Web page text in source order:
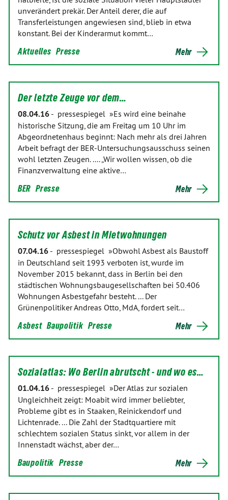
unverändert prekär. Der Anteil derer, die auf
Transferleistungen angewiesen sind, blieb in etwa
konstant. Bei der Kinderarmut kommt…
Aktuelles Presse Mehr
Der letzte Zeuge vor dem…
08.04.16 - pressespiegel »Es wird eine beinahe
historische Sitzung, die am Freitag um 10 Uhr im
Abgeordnetenhaus beginnt: Nach mehr als drei Jahren
Arbeit befragt der BER-Untersuchungsausschuss seinen
wohl letzten Zeugen. .... „Wir wollen wissen, ob die
Finanzverwaltung eine aktive…
BER Presse Mehr
Schutz vor Asbest in Mietwohnungen
07.04.16 - pressespiegel »Obwohl Asbest als Baustoff
in Deutschland seit 1993 verboten ist, wurde im
November 2015 bekannt, dass in Berlin bei den
städtischen Wohnungsbaugesellschaften bei 50.406
Wohnungen Asbestgefahr besteht. ... Der
Grünenpolitiker Andreas Otto, MdA, fordert seit…
Asbest Baupolitik Presse Mehr
Sozialatlas: Wo Berlin abrutscht - und wo es…
01.04.16 - pressespiegel »Der Atlas zur sozialen
Ungleichheit zeigt: Moabit wird immer beliebter,
Probleme gibt es in Staaken, Reinickendorf und
Lichtenrade. ... Die Zahl der Stadtquartiere mit
schlechtem sozialen Status sinkt, vor allem in der
Innenstadt wächst, aber der…
Baupolitik Presse Mehr